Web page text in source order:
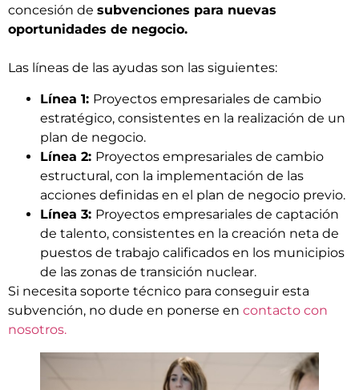
concesión de subvenciones para nuevas
oportunidades de negocio.
Las líneas de las ayudas son las siguientes:
Línea 1: Proyectos empresariales de cambio
estratégico, consistentes en la realización de un
plan de negocio.
Línea 2: Proyectos empresariales de cambio
estructural, con la implementación de las
acciones definidas en el plan de negocio previo.
Línea 3: Proyectos empresariales de captación
de talento, consistentes en la creación neta de
puestos de trabajo calificados en los municipios
de las zonas de transición nuclear.
Si necesita soporte técnico para conseguir esta
subvención, no dude en ponerse en contacto con
nosotros.